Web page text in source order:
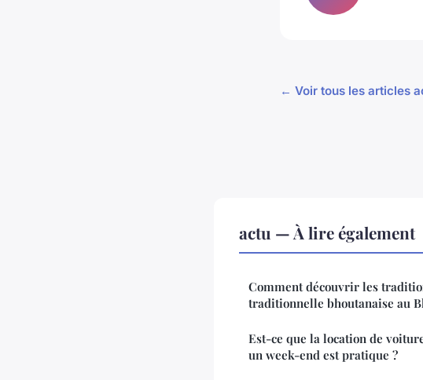
← Voir tous les articles
actu — À lire également
Comment découvrir les
traditionnelle bhoutanaise au
Est-ce que la location de
un week-end est pratique ?